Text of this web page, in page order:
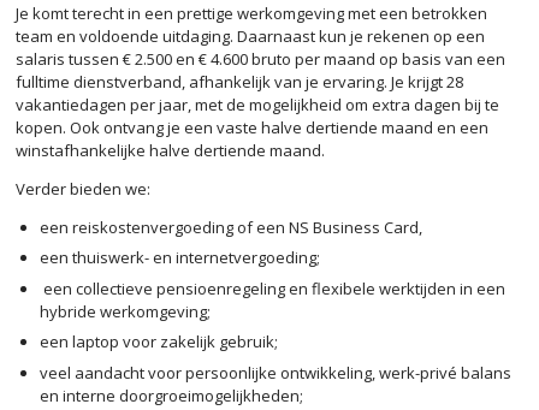
Je komt terecht in een prettige werkomgeving met een betrokken
team en voldoende uitdaging. Daarnaast kun je rekenen op een
salaris tussen € 2.500 en € 4.600 bruto per maand op basis van een
fulltime dienstverband, afhankelijk van je ervaring. Je krijgt 28
vakantiedagen per jaar, met de mogelijkheid om extra dagen bij te
kopen. Ook ontvang je een vaste halve dertiende maand en een
winstafhankelijke halve dertiende maand.
Verder bieden we:
een reiskostenvergoeding of een NS Business Card,
een thuiswerk- en internetvergoeding;
een collectieve pensioenregeling en flexibele werktijden in een
hybride werkomgeving;
een laptop voor zakelijk gebruik;
veel aandacht voor persoonlijke ontwikkeling, werk-privé balans
en interne doorgroeimogelijkheden;